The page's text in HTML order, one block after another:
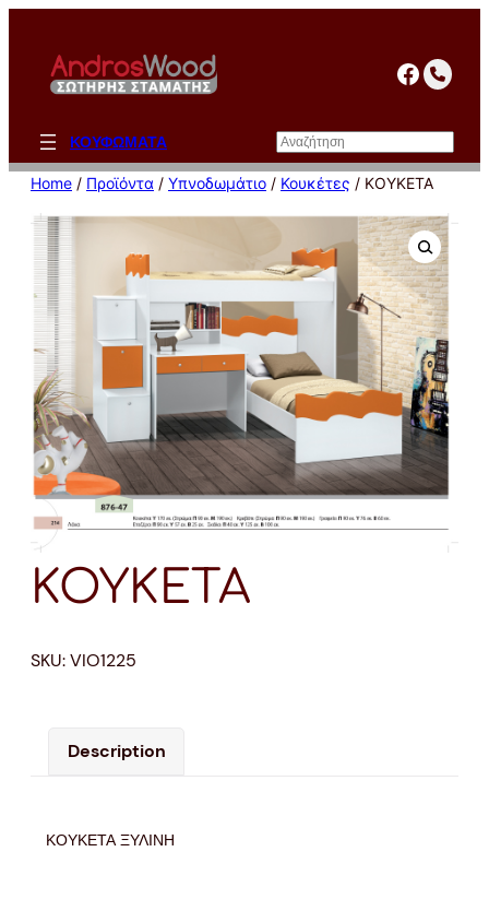
περιεχόμενο
ΚΟΥΦΩΜΑΤΑ Αναζήτηση
Home / Προϊόντα / Υπνοδωμάτιο / Κουκέτες / ΚΟΥΚΕΤΑ
ΚΟΥΚΕΤΑ
SKU:VIO1225
Description
ΚΟΥΚΕΤΑ ΞΥΛΙΝΗ